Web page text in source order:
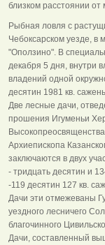
близком расстоянии
Рыбная ловля с
Чебоксарском уезде, в
"Оползино". В
декабря 5 дня, внутри
владений одной
десятин 1981 кв.
Две лесные дачи,
прошения Игуменьи
Архиепископа
заключаются в двух
- тридцать десятин и
-119 десятин 127 кв.
Дачи эти отмежеваны
уездного лесничего
благочинного
Дачи, составленный